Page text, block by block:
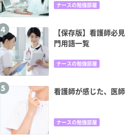
ナースの勉強部屋
【保存版】看護師必
門用語一覧
ナースの勉強部屋
看護師が感じた、医
ナースの勉強部屋